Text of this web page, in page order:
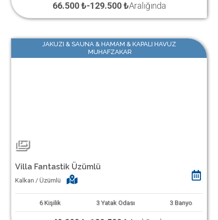
66.500 ₺-129.500 ₺Aralığında
JAKUZI & SAUNA & HAMAM & KAPALI HAVUZ
MUHAFZAKAR
Villa Fantastik Üzümlü
Kalkan / Üzümlü
6 Kişilik 3 Yatak Odası 3 Banyo